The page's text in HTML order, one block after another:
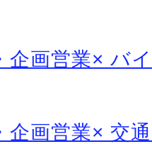
企画営業× バ
企画営業× 交